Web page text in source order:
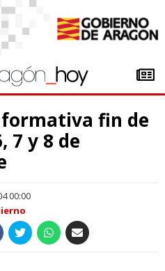
fin de
7 y 8 de
00:00